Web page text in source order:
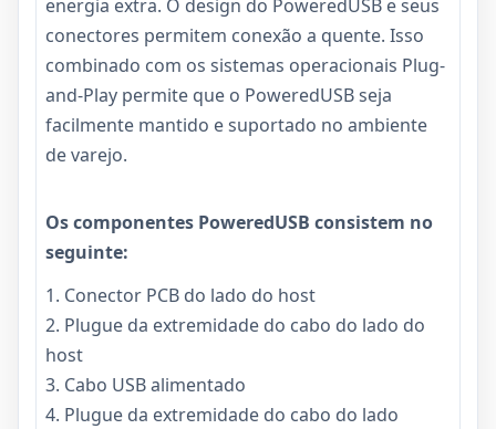
energia extra. O design do PoweredUSB e seus
conectores permitem conexão a quente. Isso
combinado com os sistemas operacionais Plug-
and-Play permite que o PoweredUSB seja
facilmente mantido e suportado no ambiente
de varejo.
Os componentes PoweredUSB consistem no
seguinte:
1. Conector PCB do lado do host
2. Plugue da extremidade do cabo do lado do
host
3. Cabo USB alimentado
4. Plugue da extremidade do cabo do lado